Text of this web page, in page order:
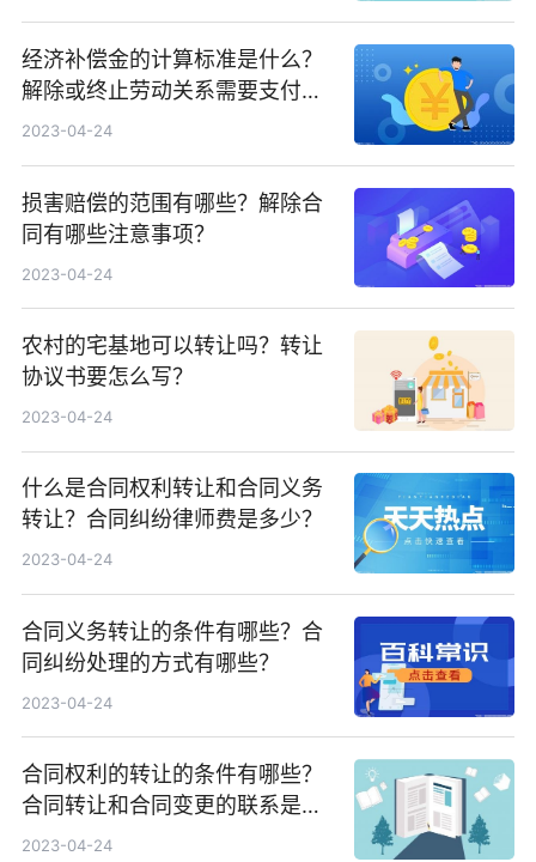
经济补偿金的计算标准是什么？
解除或终止劳动关系需要支付经
济补偿金吗？
2023-04-24
损害赔偿的范围有哪些？解除合
同有哪些注意事项？
2023-04-24
农村的宅基地可以转让吗？转让
协议书要怎么写？
2023-04-24
什么是合同权利转让和合同义务
转让？合同纠纷律师费是多少？
2023-04-24
合同义务转让的条件有哪些？合
同纠纷处理的方式有哪些？
2023-04-24
合同权利的转让的条件有哪些？
合同转让和合同变更的联系是什
么？
2023-04-24